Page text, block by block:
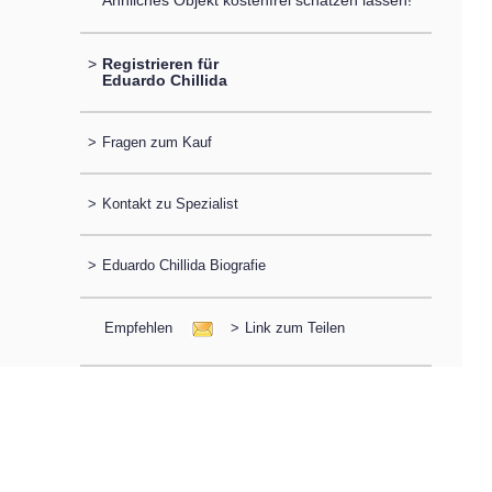
> Registrieren für
Eduardo Chillida
> Fragen zum Kauf
> Kontakt zu Spezialist
> Eduardo Chillida Biografie
Empfehlen > Link zum Teilen